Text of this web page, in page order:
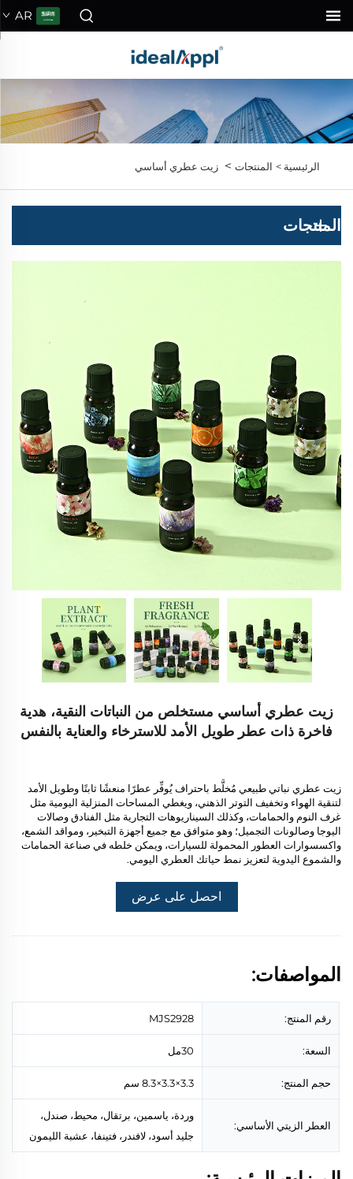
AR
الرئيسية > المنتجات> زيت عطري أساسي
المنتجات
زيت عطري أساسي مستخلص من النباتات النقية، هدية
فاخرة ذات عطر طويل الأمد للاسترخاء والعناية بالنفس
زيت عطري نباتي طبيعي مُخلَّط باحتراف يُوفِّر عطرًا منعشًا ثابتًا وطويل الأمد
لتنقية الهواء وتخفيف التوتر الذهني، ويغطي المساحات المنزلية اليومية مثل
غرف النوم والحمامات، وكذلك السيناريوهات التجارية مثل الفنادق وصالات
اليوجا وصالونات التجميل؛ وهو متوافق مع جميع أجهزة التبخير، ومواقد الشمع،
واكسسوارات العطور المحمولة للسيارات، ويمكن خلطه في صناعة الحمامات
والشموع اليدوية لتعزيز نمط حياتك العطري اليومي.
احصل على عرض
المواصفات:
رقم المنتج: MJS2928
السعة: 30مل
حجم المنتج: 3.3×3.3×8.3 سم
العطر الزيتي الأساسي:
وردة، ياسمين، برتقال، محيط، صندل،
جليد أسود، لافندر، فتينفا، عشبة الليمون